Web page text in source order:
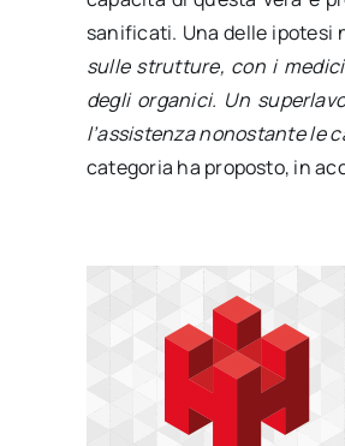
sanificati. Una delle ipotesi
sulle strutture, con i
degli organici. Un
l’assistenza nonostante le
categoria ha proposto, in